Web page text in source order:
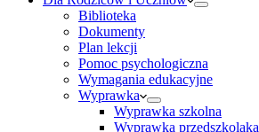
Biblioteka
Dokumenty
Plan lekcji
Pomoc psychologiczna
Wymagania edukacyjne
Wyprawka
Wyprawka szkolna
Wyprawka przedszkolaka